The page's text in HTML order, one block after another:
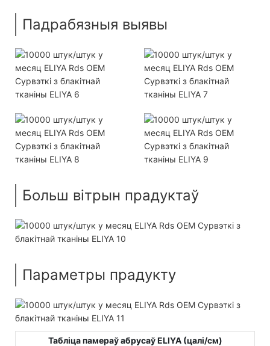
Падрабязныя выявы
Больш вітрын прадуктаў
Параметры прадукту
Табліца памераў абрусаў ELIYA (цалі/см)